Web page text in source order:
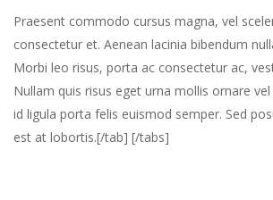
Praesent commodo cursus magna, vel
consectetur et. Aenean lacinia bibendum
Morbi leo risus, porta ac consectetur ac,
Nullam quis risus eget urna mollis ornare
id ligula porta felis euismod semper. Sed
est at lobortis.[/tab] [/tabs]